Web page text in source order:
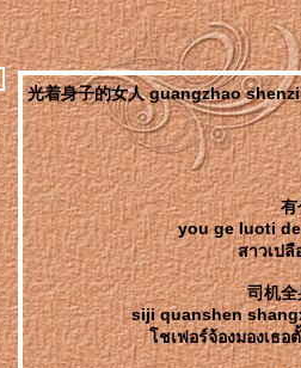
光着身子的女人 guangzhao
有
you ge luoti
สาวเป
司机全
siji quanshen
ชเฟอร์จ้องมองเธอ